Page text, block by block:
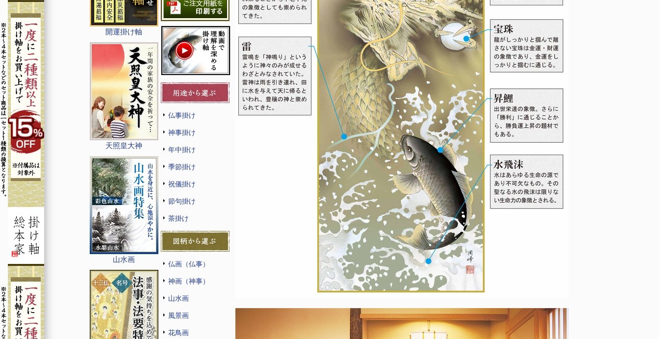
開運掛け軸
天照皇大神
山水画
仏事掛け
神事掛け
年中掛け
季節掛け
祝儀掛け
節句掛け
茶掛け
仏画（仏事）
神画（神事）
山水画
風景画
花鳥画